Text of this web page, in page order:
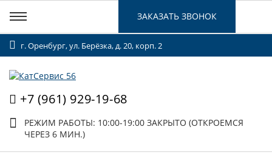
г. Оренбург, ул. Берёзка, д. 20, корп. 2
+7 (961) 929-19-68
РЕЖИМ РАБОТЫ: 10:00-19:00 ЗАКРЫТО (ОТКРОЕМСЯ
ЧЕРЕЗ 6 МИН.)
ЗАКАЗАТЬ ЗВОНОК